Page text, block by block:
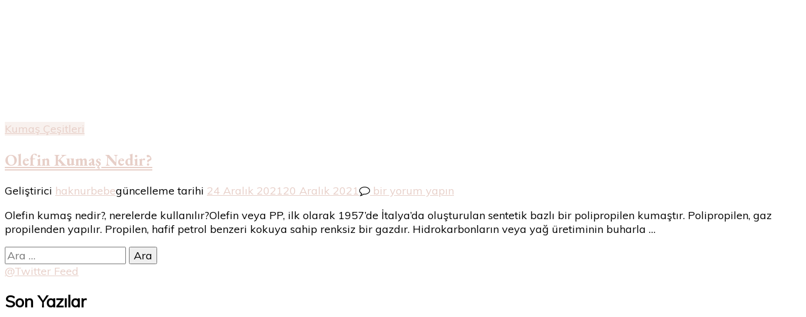
Kumaş Çeşitleri
Olefin Kumaş Nedir?
Geliştirici haknurbebegüncelleme tarihi 24 Aralık 202120 Aralık 2021
Olefin
Nedir?
için
bir yorum yapın
Olefin kumaş nedir?, nerelerde kullanılır?Olefin veya PP, ilk olarak 1957’de İtalya’da oluşturulan sentetik bazlı bir polipropilen kumaştır. Polipropilen, gaz
propilenden yapılır. Propilen, hafif petrol benzeri kokuya sahip renksiz bir gazdır. Hidrokarbonların veya yağ üretiminin buharla …
Arama:
@Twitter Feed
Son Yazılar